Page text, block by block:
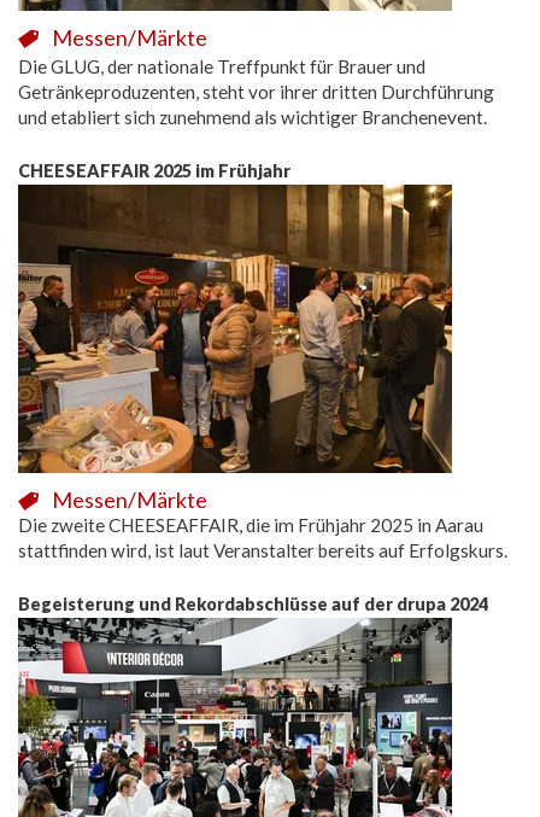
Messen/Märkte
Die GLUG, der nationale Treffpunkt für Brauer und
Getränkeproduzenten, steht vor ihrer dritten Durchführung
und etabliert sich zunehmend als wichtiger Branchenevent.
CHEESEAFFAIR 2025 im Frühjahr
Messen/Märkte
Die zweite CHEESEAFFAIR, die im Frühjahr 2025 in Aarau
stattfinden wird, ist laut Veranstalter bereits auf Erfolgskurs.
Begeisterung und Rekordabschlüsse auf der drupa 2024